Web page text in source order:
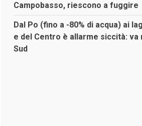
Campobasso, riescono a fuggire
Dal Po (fino a -80% di acqua) ai
e del Centro è allarme siccità: va
Sud